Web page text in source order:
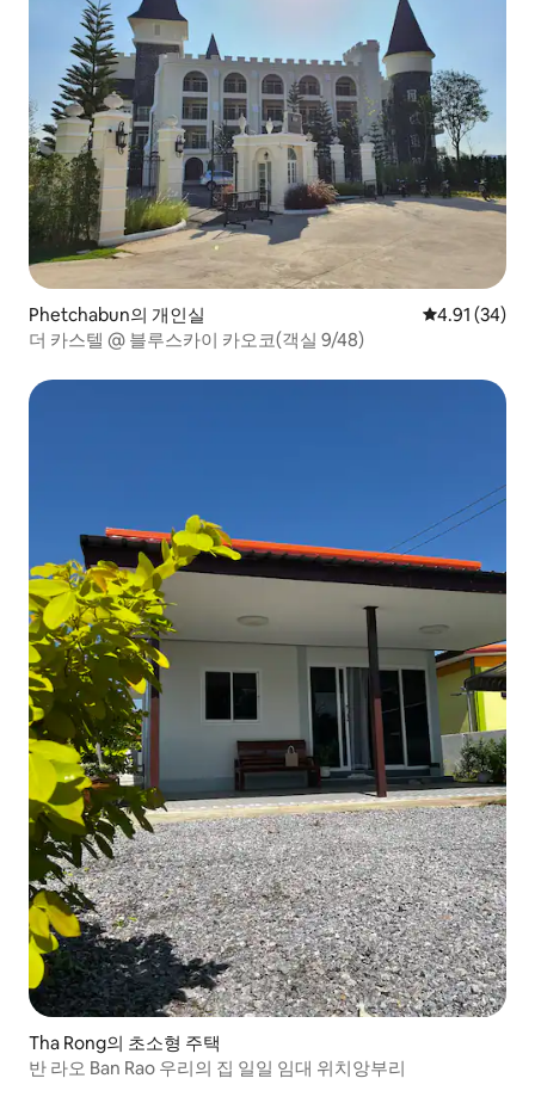
Phetchabun의 개인실 평점 4.91점
4.91 (34)
더 카스텔 @ 블루스카이 카오코(객실 9/48)
Tha Rong의 초소형 주택
반 라오 Ban Rao 우리의 집 일일 임대 위치앙부리